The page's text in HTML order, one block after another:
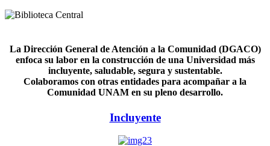
La Dirección General de Atención a la Comunidad (DGACO)
enfoca su labor en la construcción de una Universidad más
incluyente, saludable, segura y sustentable.
Colaboramos con otras entidades para acompañar a la
Comunidad UNAM en su pleno desarrollo.
Incluyente